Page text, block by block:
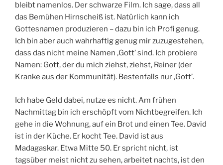
bleibt namenlos. Der schwarze Film. Ich sage, dass all
das Bemühen Hirnscheiß ist. Natürlich kann ich
Gottesnamen produzieren – dazu bin ich Profi genug.
Ich bin aber auch wahrhaftig genug mir zuzugestehen,
dass das nicht meine Namen ‚Gott’ sind. Ich probiere
Namen: Gott, der du mich ziehst, ziehst, Reiner (der
Kranke aus der Kommunität). Bestenfalls nur ‚Gott’.
Ich habe Geld dabei, nutze es nicht. Am frühen
Nachmittag bin ich erschöpft vom Nichtbegreifen. Ich
gehe in die Wohnung, auf ein Brot und einen Tee. David
ist in der Küche. Er kocht Tee. David ist aus
Madagaskar. Etwa Mitte 50. Er spricht nicht, ist
tagsüber meist nicht zu sehen, arbeitet nachts, ist den